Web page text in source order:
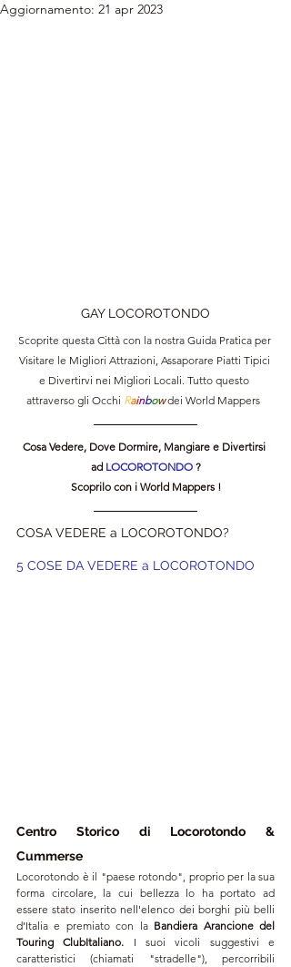
Aggiornamento: 21 apr 2023
GAY LOCOROTONDO
Scoprite questa Città con la nostra Guida Pratica per
Visitare le Migliori Attrazioni, Assaporare Piatti Tipici
e Divertirvi nei Migliori Locali. Tutto questo
attraverso gli Occhi Rainbow dei World Mappers
Cosa Vedere, Dove Dormire, Mangiare e Divertirsi
ad LOCOROTONDO ?
Scoprilo con i World Mappers !
COSA VEDERE a LOCOROTONDO?
5 COSE DA VEDERE a LOCOROTONDO
Cummerse
Locorotondo è il "paese rotondo", proprio per la sua
forma circolare, la cui bellezza lo ha portato ad
essere stato inserito nell'elenco dei borghi più belli
d’Italia e premiato con la Bandiera Arancione del
Touring ClubItaliano. I suoi vicoli suggestivi e
caratteristici (chiamati "stradelle"), percorribili